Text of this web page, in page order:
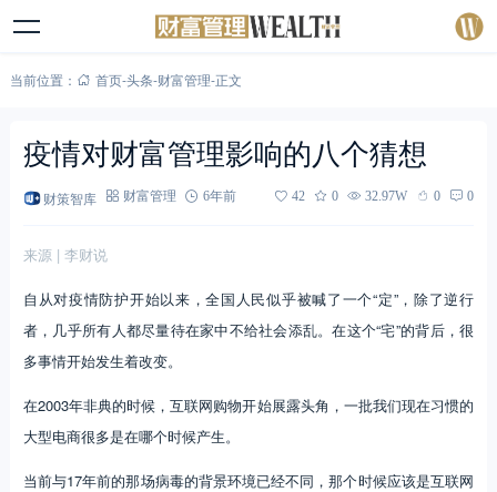
当前位置： 首页-头条-财富管理-正文
疫情对财富管理影响的八个猜想
财策智库 财富管理 6年前 42 0 32.97W 0 0
来源 | 李财说
自从对疫情防护开始以来，全国人民似乎被喊了一个“定”，除了逆行
者，几乎所有人都尽量待在家中不给社会添乱。在这个“宅”的背后，很
多事情开始发生着改变。
在2003年非典的时候，互联网购物开始展露头角，一批我们现在习惯的
大型电商很多是在哪个时候产生。
当前与17年前的那场病毒的背景环境已经不同，那个时候应该是互联网